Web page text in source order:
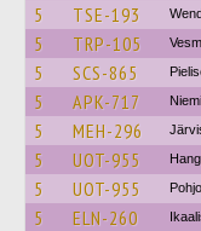
5 TSE-193
5 TRP-105
5 SCS-865
5 APK-717
5 MEH-296
5 UOT-955
5 UOT-955
5 ELN-260